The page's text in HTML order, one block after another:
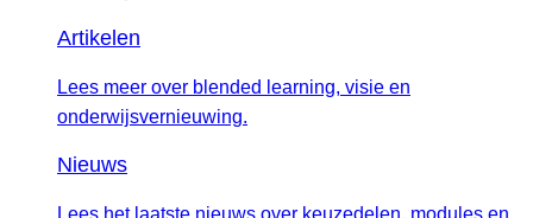
Artikelen
Lees meer over blended learning, visie en
onderwijsvernieuwing.
Nieuws
Lees het laatste nieuws over keuzedelen, modules en